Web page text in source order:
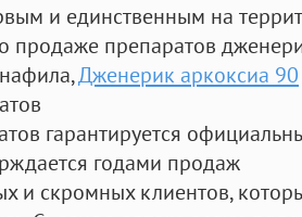
и единственным на
продаже препаратов
,Дженерик аркоксиа 90
гарантируется
годами продаж
и скромных клиентов,